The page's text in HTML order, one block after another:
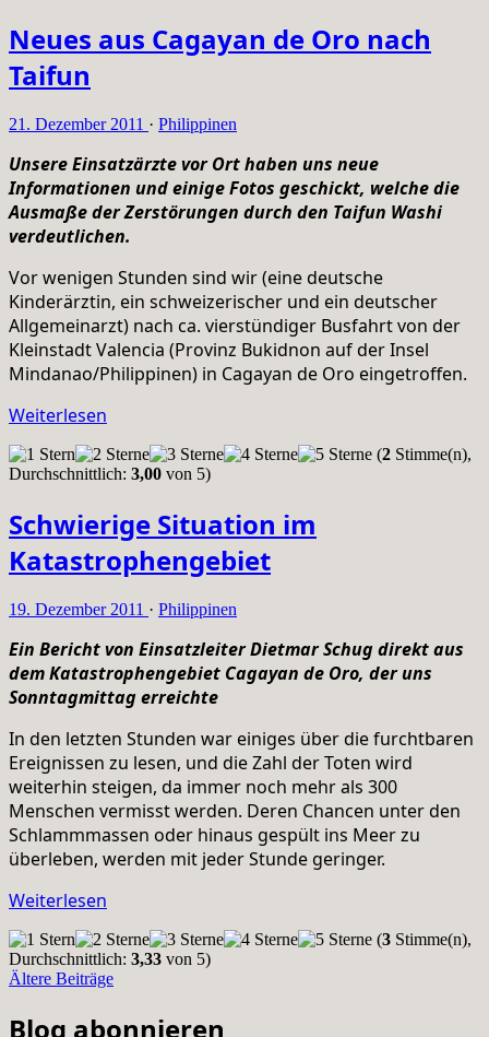
Neues aus Cagayan de Oro nach
Taifun
21. Dezember 2011 · Philippinen
Unsere Einsatzärzte vor Ort haben uns neue
Informationen und einige Fotos geschickt, welche die
Ausmaße der Zerstörungen durch den Taifun Washi
verdeutlichen.
Vor wenigen Stunden sind wir (eine deutsche
Kinderärztin, ein schweizerischer und ein deutscher
Allgemeinarzt) nach ca. vierstündiger Busfahrt von der
Kleinstadt Valencia (Provinz Bukidnon auf der Insel
Mindanao/Philippinen) in Cagayan de Oro eingetroffen.
Weiterlesen
(2 Stimme(n),
Durchschnittlich: 3,00 von 5)
Schwierige Situation im
Katastrophengebiet
19. Dezember 2011 · Philippinen
Ein Bericht von Einsatzleiter Dietmar Schug direkt aus
dem Katastrophengebiet Cagayan de Oro, der uns
Sonntagmittag erreichte
In den letzten Stunden war einiges über die furchtbaren
Ereignissen zu lesen, und die Zahl der Toten wird
weiterhin steigen, da immer noch mehr als 300
Menschen vermisst werden. Deren Chancen unter den
Schlammmassen oder hinaus gespült ins Meer zu
überleben, werden mit jeder Stunde geringer.
Weiterlesen
(3 Stimme(n),
Durchschnittlich: 3,33 von 5)
Ältere Beiträge
Blog abonnieren